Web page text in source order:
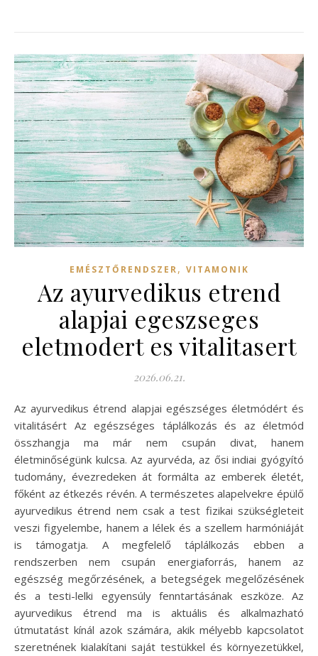
EMÉSZTŐRENDSZER, VITAMONIK
Az ayurvedikus etrend
alapjai egeszseges
eletmodert es vitalitasert
2026.06.21.
Az ayurvedikus étrend alapjai egészséges életmódért és
vitalitásért Az egészséges táplálkozás és az életmód
összhangja ma már nem csupán divat, hanem
életminőségünk kulcsa. Az ayurvéda, az ősi indiai gyógyító
tudomány, évezredeken át formálta az emberek életét,
főként az étkezés révén. A természetes alapelvekre épülő
ayurvedikus étrend nem csak a test fizikai szükségleteit
veszi figyelembe, hanem a lélek és a szellem harmóniáját
is támogatja. A megfelelő táplálkozás ebben a
rendszerben nem csupán energiaforrás, hanem az
egészség megőrzésének, a betegségek megelőzésének
és a testi-lelki egyensúly fenntartásának eszköze. Az
ayurvedikus étrend ma is aktuális és alkalmazható
útmutatást kínál azok számára, akik mélyebb kapcsolatot
szeretnének kialakítani saját testükkel és környezetükkel,